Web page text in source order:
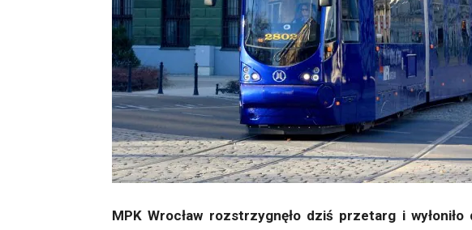
MPK Wrocław rozstrzygnęło dziś przetarg i